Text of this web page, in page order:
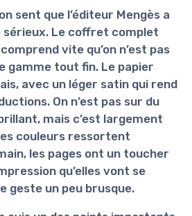
sent que l’éditeur Mengès a
sérieux. Le coffret complet
vite qu’on n’est pas
gamme tout fin. Le papier
avec un léger satin qui rend
On n’est pas sur du
mais c’est largement
couleurs ressortent
les pages ont un toucher
qu’elles vont se
geste un peu brusque.